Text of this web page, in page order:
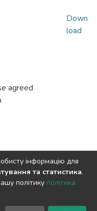
agreed
Down
load
інформацію для
та статистика.
політику політика